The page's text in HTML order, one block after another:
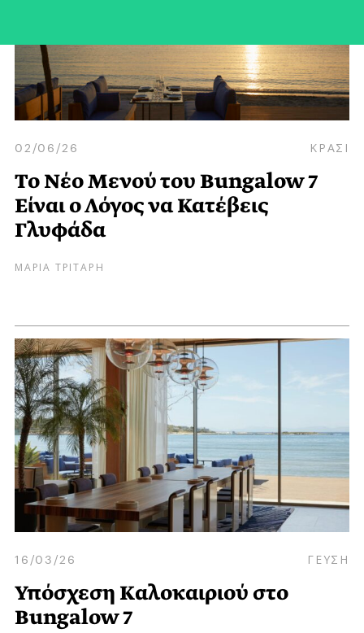
02/06/26 ΚΡΑΣΙ
Το Nέο Mενού του Bungalow 7
Eίναι ο Λόγος να Κατέβεις
Γλυφάδα
ΜΑΡΙΑ ΤΡΙΤΑΡΗ
16/03/26 ΓΕΥΣΗ
Υπόσχεση Kαλοκαιριού στο
Bungalow 7